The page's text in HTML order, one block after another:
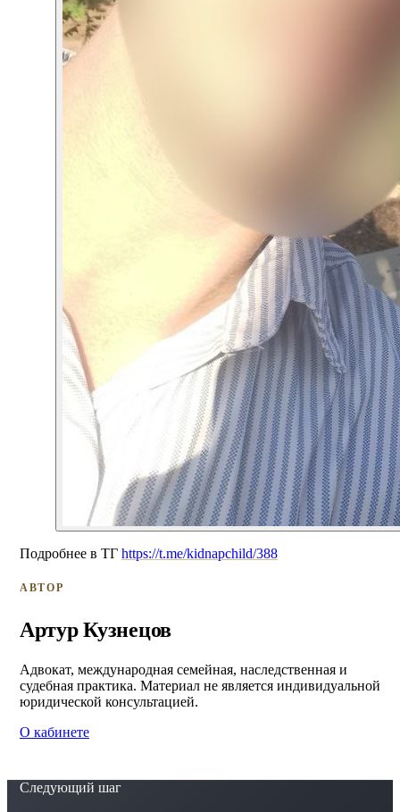
Подробнее в ТГ https://t.me/kidnapchild/388
АВТОР
Артур Кузнецов
Адвокат, международная семейная, наследственная и
судебная практика. Материал не является индивидуальной
юридической консультацией.
О кабинете
Следующий шаг